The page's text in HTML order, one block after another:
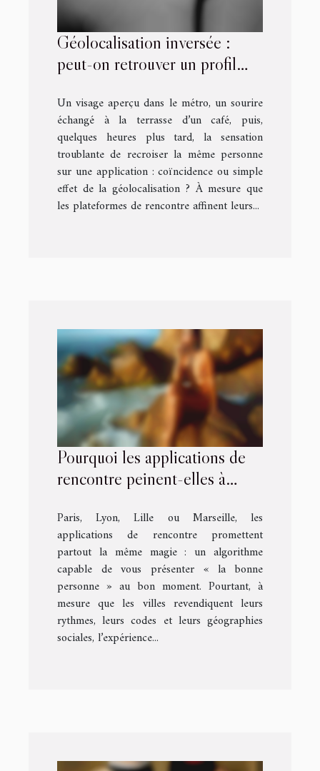
Géolocalisation inversée :
peut-on retrouver un profil
application ?
Un visage aperçu dans le métro, un sourire
échangé à la terrasse d’un café, puis,
quelques heures plus tard, la sensation
troublante de recroiser la même personne
sur une application : coïncidence ou simple
effet de la géolocalisation ? À mesure que
les plateformes de rencontre affinent leurs...
Pourquoi les applications de
rencontre peinent-elles à
spécificités de chaque ville ?
Paris, Lyon, Lille ou Marseille, les
applications de rencontre promettent
partout la même magie : un algorithme
capable de vous présenter « la bonne
personne » au bon moment. Pourtant, à
mesure que les villes revendiquent leurs
rythmes, leurs codes et leurs géographies
sociales, l’expérience...